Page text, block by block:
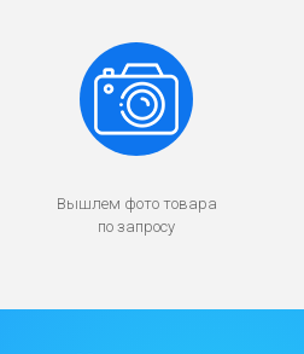
Вышлем фото товара
по запросу